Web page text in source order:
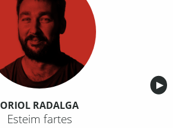
▶︎
ORIOL RADALGA
Esteim fartes